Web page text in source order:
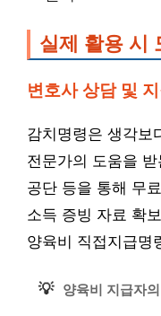
실제 활용 시
변호사 상담 및 지
감치명령은 생각보
전문가의 도움을
공단 등을 통해 무
소득 증빙 자료 확
양육비 직접지급명
💡 양육비 지급자